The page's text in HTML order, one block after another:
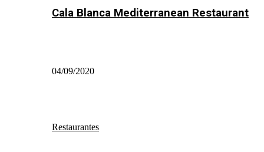
Cala Blanca Mediterranean Restaurant
04/09/2020
Restaurantes